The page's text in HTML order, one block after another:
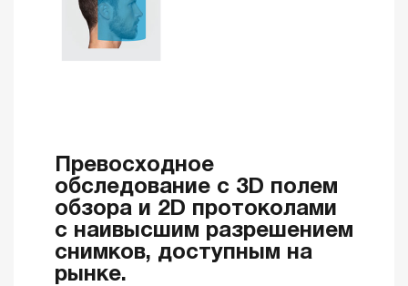
Превосходное
обследование с 3D полем
обзора и 2D протоколами
с наивысшим разрешением
снимков, доступным на
рынке.